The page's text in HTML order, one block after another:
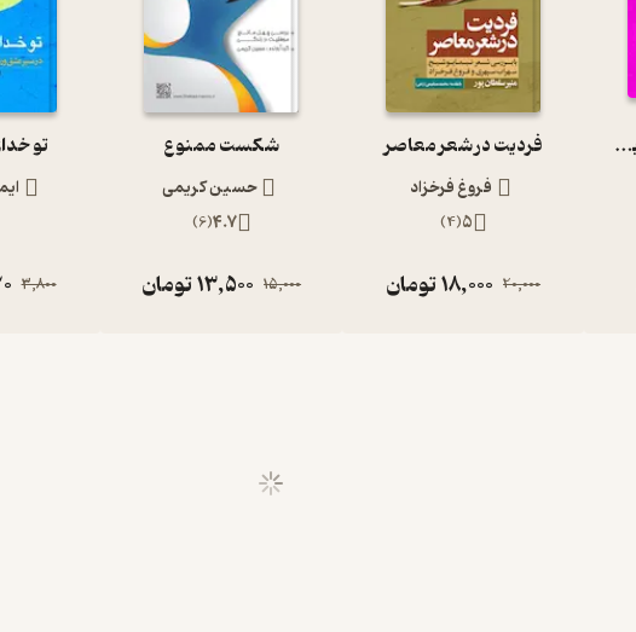
راز و رمز خوش تیپی کتابی برای جذاب تر شدن فردیت در شعر معاصر
فروغ فرخزاد
5
(
4
)
20,000
18,000تومان
شکست ممنوع
حسین کریمی
4.7
(
6
)
15,000
13,500تومان
تو
3,800